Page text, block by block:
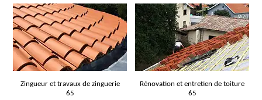
Zingueur et travaux de zinguerie
65
Rénovation et entretien de toiture
65